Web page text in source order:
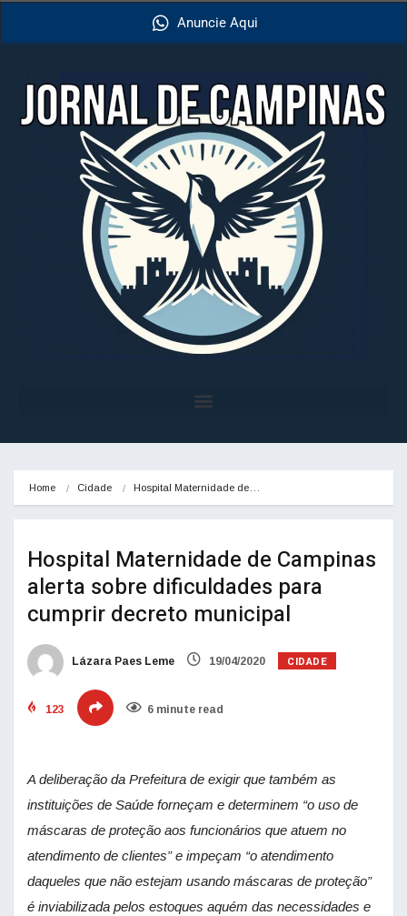
Anuncie Aqui
Home Cidade Hospital Maternidade de…
Hospital Maternidade de Campinas
alerta sobre dificuldades para
cumprir decreto municipal
Lázara Paes Leme 19/04/2020 CIDADE
123 6 minute read
A deliberação da Prefeitura de exigir que também as
instituições de Saúde forneçam e determinem “o uso de
máscaras de proteção aos funcionários que atuem no
atendimento de clientes” e impeçam “o atendimento
daqueles que não estejam usando máscaras de proteção”
é inviabilizada pelos estoques aquém das necessidades e